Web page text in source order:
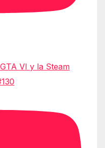
VI y la Steam